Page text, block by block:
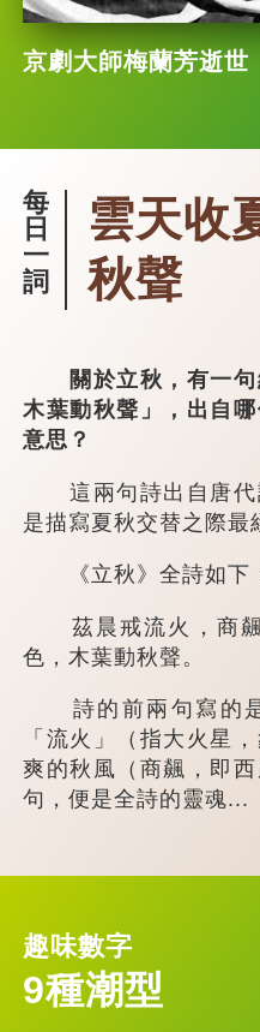
京劇大師梅蘭芳逝世
每
日
一
詞
雲天收
秋聲
關於立秋，有一句
木葉動秋聲」，出自
意思？
這兩句詩出自唐代
是描寫夏秋交替之際最
《立秋》全詩如下
茲晨戒流火，商
色，木葉動秋聲。
詩的前兩句寫的是
「流火」（指大火星
爽的秋風（商飆，即
句，便是全詩的靈魂...
趣味數字
9種潮型